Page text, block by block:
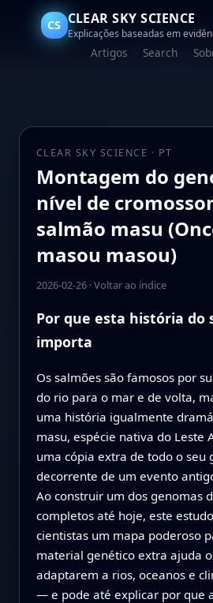
CS CLEAR SKY SCIENCE
Explicações baseadas em
Artigos Search
CLEAR SKY SCIENCE · PT
Montagem do
nível de
salmão masu
masou masou)
2026-02-26·Voltar ao índice
Por que esta história do
importa
Os salmões são famosos por
do rio para o mar e de volta,
uma história igualmente
masu, espécie nativa do Leste
uma cópia extra de todo o seu
decorrente de um evento
Ao construir um dos genomas
completos até hoje, este
cientistas um mapa poderoso
material genético extra ajuda
adaptarem a rios, oceanos e
— e pode até explicar por que